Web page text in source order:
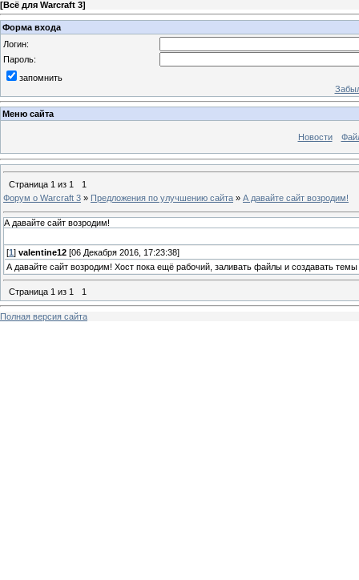
[Всё для Warcraft 3]
Форма входа
Логин:
Пароль:
запомнить
Меню сайта
Новости
Страница 1 из 1
1
Форум о Warcraft 3 » Предложения по улучшению сайта » А давайте сайт возродим!
А давайте сайт возродим!
[1 ] valentine12 [06 Декабря 2016, 17:23:38]
А давайте сайт возродим! Хост пока ещё рабочий, заливать файлы и создавать
Страница 1 из 1 1
Полная версия сайта